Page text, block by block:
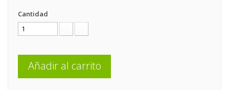
Cantidad
Añadir al carrito